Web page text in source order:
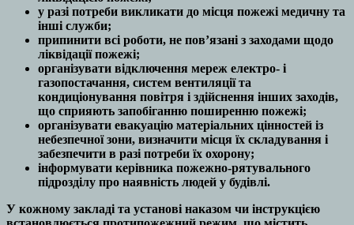
у разі потреби викликати до місця пожежі медичну та
інші служби;
припинити всі роботи, не пов’язані з заходами щодо
ліквідації пожежі;
організувати відключення мереж електро- і
газопостачання, систем вентиляції та
кондиціонування повітря і здійснення інших заходів,
що сприяють запобіганню поширенню пожежі;
організувати евакуацію матеріальних цінностей із
небезпечної зони, визначити місця їх складування і
забезпечити в разі потреби їх охорону;
інформувати керівника пожежно-рятувального
підрозділу про наявність людей у будівлі.
У кожному закладі та установі наказом чи інструкцією